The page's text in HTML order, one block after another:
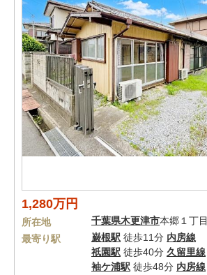
1,280万円
所在地 千葉県木更津市本郷１丁目
最寄り駅
巌根駅 徒歩11分 内房線
祇園駅 徒歩40分 久留里線
袖ケ浦駅 徒歩48分 内房線